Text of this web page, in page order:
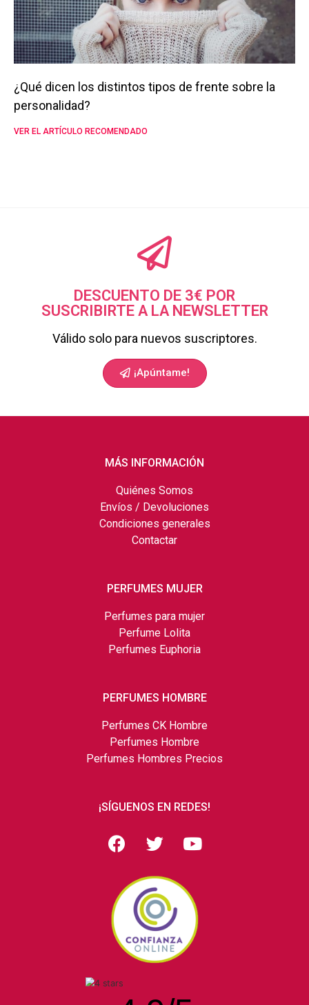
¿Qué dicen los distintos tipos de frente sobre la
personalidad?
VER EL ARTÍCULO RECOMENDADO
DESCUENTO DE 3€ POR
SUSCRIBIRTE A LA NEWSLETTER
Válido solo para nuevos suscriptores.
¡Apúntame!
MÁS INFORMACIÓN
Quiénes Somos
Envíos / Devoluciones
Condiciones generales
Contactar
PERFUMES MUJER
Perfumes para mujer
Perfume Lolita
Perfumes Euphoria
PERFUMES HOMBRE
Perfumes CK Hombre
Perfumes Hombre
Perfumes Hombres Precios
¡SÍGUENOS EN REDES!